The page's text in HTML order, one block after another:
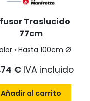
Traslucido
77cm
› Hasta 100cm Ø
€ IVA incluido
Añadir al carrito